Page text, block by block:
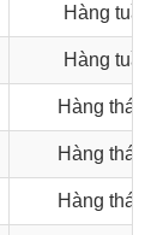
Hàng
Hàng
Hàng
Hàng
Hàng